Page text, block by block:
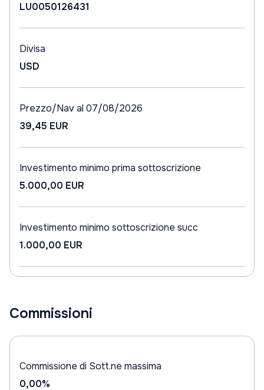
LU0050126431
Divisa
USD
Prezzo/Nav al 07/08/2026
39,45 EUR
Investimento minimo prima sottoscrizione
5.000,00 EUR
Investimento minimo sottoscrizione succ
1.000,00 EUR
Commissioni
Commissione di Sott.ne massima
0,00%